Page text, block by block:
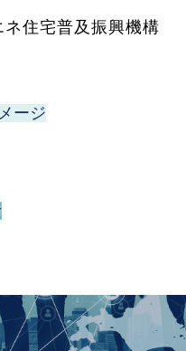
住宅普及振興機構
ージ